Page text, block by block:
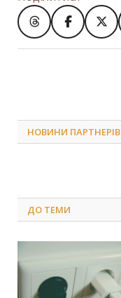
НОВИНИ ПАРТНЕРІВ
ДО ТЕМИ